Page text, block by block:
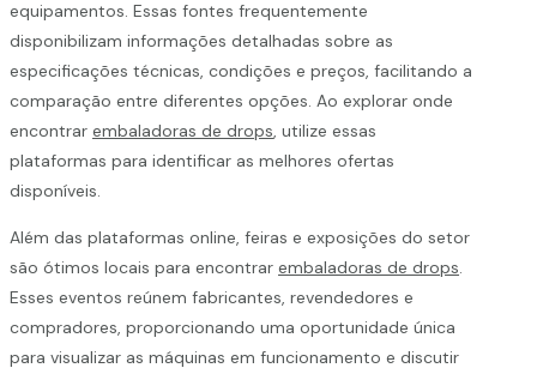
equipamentos. Essas fontes frequentemente
disponibilizam informações detalhadas sobre as
especificações técnicas, condições e preços, facilitando a
comparação entre diferentes opções. Ao explorar onde
encontrar embaladoras de drops , utilize essas
plataformas para identificar as melhores ofertas
disponíveis.
Além das plataformas online, feiras e exposições do setor
são ótimos locais para encontrar embaladoras de drops
Esses eventos reúnem fabricantes, revendedores e
compradores, proporcionando uma oportunidade única
para visualizar as máquinas em funcionamento e discutir